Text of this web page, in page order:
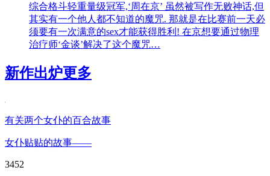
综合格斗轻重量级冠军,‘周在京’ 虽然被写作无败神话,但
其实有一个他人都不知道的魔咒. 那就是在比赛前一天必
须要有一次满意的sex才能获得胜利! 在京想要通过物理
治疗师‘金谈’解决了这个魔咒…
新作出炉更多
有关两个女仆的百合故事
女仆贴贴的故事——
3452